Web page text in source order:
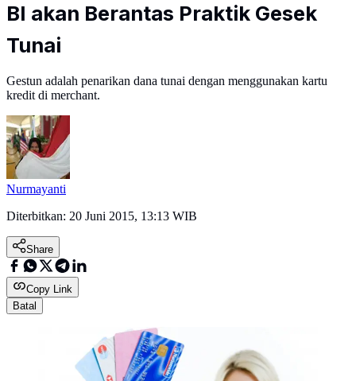
BI akan Berantas Praktik Gesek
Tunai
Gestun adalah penarikan dana tunai dengan menggunakan kartu
kredit di merchant.
Nurmayanti
Diterbitkan: 20 Juni 2015, 13:13 WIB
Share
Copy Link
Batal